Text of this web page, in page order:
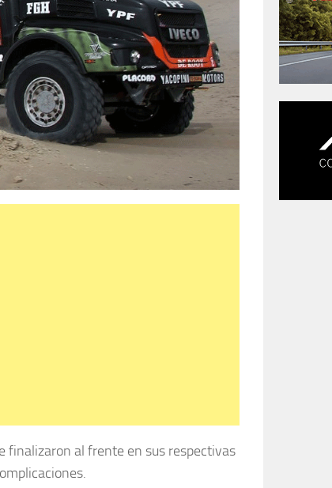
finalizaron al frente en sus respectivas